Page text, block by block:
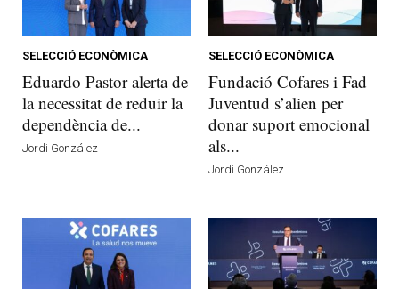
SELECCIÓ ECONÒMICA
Eduardo Pastor alerta de
la necessitat de reduir la
dependència de...
Jordi González
SELECCIÓ ECONÒMICA
Fundació Cofares i Fad
Juventud s’alien per
donar suport emocional
als...
Jordi González